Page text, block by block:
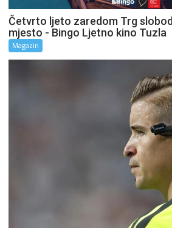
Četvrto ljeto zaredom Trg
mjesto - Bingo Ljetno kino Tuzla
Magazin